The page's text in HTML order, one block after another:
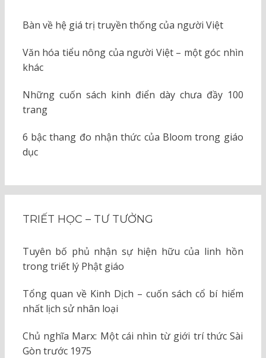
Bàn về hệ giá trị truyền thống của người Việt
Văn hóa tiểu nông của người Việt – một góc nhìn
khác
Những cuốn sách kinh điển dày chưa đầy 100
trang
6 bậc thang đo nhận thức của Bloom trong giáo
dục
TRIẾT HỌC – TƯ TƯỞNG
Tuyên bố phủ nhận sự hiện hữu của linh hồn
trong triết lý Phật giáo
Tổng quan về Kinh Dịch – cuốn sách cổ bí hiểm
nhất lịch sử nhân loại
Chủ nghĩa Marx: Một cái nhìn từ giới trí thức Sài
Gòn trước 1975